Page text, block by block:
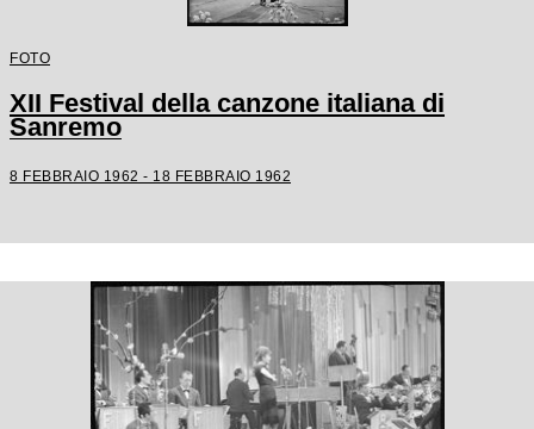
FOTO
XII Festival della canzone italiana di
Sanremo
8 FEBBRAIO 1962 - 18 FEBBRAIO 1962